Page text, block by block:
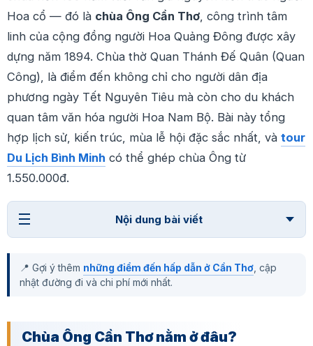
Hoa cổ — đó là chùa Ông Cần Thơ , công trình tâm
linh của cộng đồng người Hoa Quảng Đông được xây
dựng năm 1894. Chùa thờ Quan Thánh Đế Quân (Quan
Công), là điểm đến không chỉ cho người dân địa
phương ngày Tết Nguyên Tiêu mà còn cho du khách
quan tâm văn hóa người Hoa Nam Bộ. Bài này tổng
hợp lịch sử, kiến trúc, mùa lễ hội đặc sắc nhất, và tour
Du Lịch Bình Minh có thể ghép chùa Ông từ
1.550.000đ.
Nội dung bài viết
📍 Gợi ý thêm những điểm đến hấp dẫn ở Cần Thơ , cập
nhật đường đi và chi phí mới nhất.
Chùa Ông Cần Thơ nằm ở đâu?